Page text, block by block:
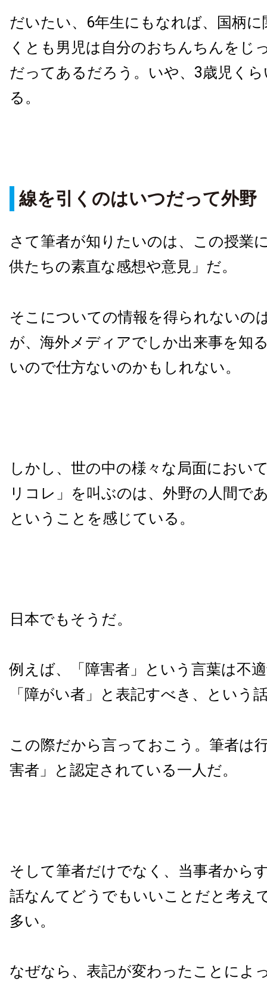
だいたい、6年生にもなれば、国柄
くとも男児は自分のおちんちんをじ
だってあるだろう。いや、3歳児く
る。
線を引くのはいつだって外野
さて筆者が知りたいのは、この授業
供たちの素直な感想や意見」だ。
そこについての情報を得られないの
が、海外メディアでしか出来事を知
いので仕方ないのかもしれない。
しかし、世の中の様々な局面におい
リコレ」を叫ぶのは、外野の人間で
ということを感じている。
日本でもそうだ。
例えば、「障害者」という言葉は不
「障がい者」と表記すべき、という
この際だから言っておこう。筆者は
害者」と認定されている一人だ。
そして筆者だけでなく、当事者から
話なんてどうでもいいことだと考え
多い。
なぜなら、表記が変わったことによ